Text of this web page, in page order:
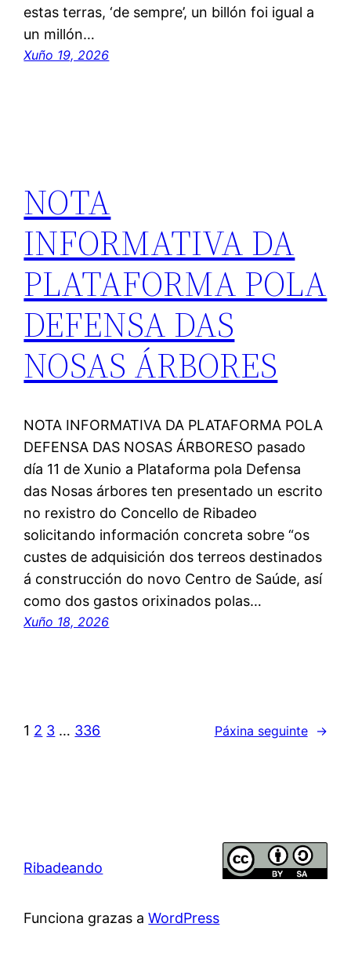
estas terras, ‘de sempre’, un billón foi igual a
un millón…
Xuño 19, 2026
NOTA
INFORMATIVA DA
PLATAFORMA POLA
DEFENSA DAS
NOSAS ÁRBORES
NOTA INFORMATIVA DA PLATAFORMA POLA
DEFENSA DAS NOSAS ÁRBORESO pasado
día 11 de Xunio a Plataforma pola Defensa
das Nosas árbores ten presentado un escrito
no rexistro do Concello de Ribadeo
solicitando información concreta sobre “os
custes de adquisición dos terreos destinados
á construcción do novo Centro de Saúde, así
como dos gastos orixinados polas…
Xuño 18, 2026
1 2 3 … 336 Páxina seguinte →
Ribadeando
Funciona grazas aWordPress